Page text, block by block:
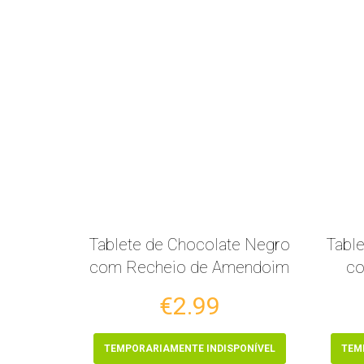
Tablete de Chocolate Negro
com Recheio de Amendoim
€2.99
TEMPORARIAMENTE INDISPONÍVEL